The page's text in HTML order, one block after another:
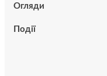
Огляди
Події